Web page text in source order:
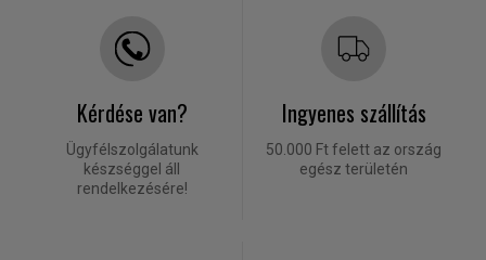
Kérdése van?
Ügyfélszolgálatunk
készséggel áll
rendelkezésére!
Ingyenes szállítás
50.000 Ft felett az ország
egész területén